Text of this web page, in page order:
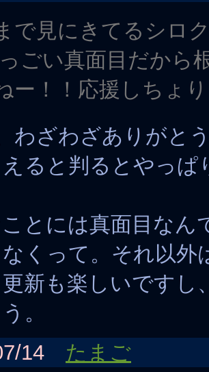
で見にきてるシロ
ごい真面目だから
ー！！応援しちょ
わざわざありがと
ると判るとやっぱ
とには真面目なん
くって。それ以外
新も楽しいですし
。
14 たまご